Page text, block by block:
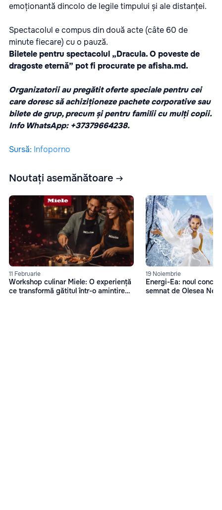
emoționantă dincolo de legile timpului și ale distanței.
Spectacolul e compus din două acte (câte 60 de
minute fiecare) cu o pauză.
Biletele pentru spectacolul „Dracula. O poveste de
dragoste eternă” pot fi procurate peafisha.md.
Organizatorii au pregătit oferte speciale pentru cei
care doresc să achiziționeze pachete corporative sau
bilete de grup, precum și pentru familii cu mulți copii.
Info WhatsApp: +37379664238.
Sursă: Infoporno
Noutați asemănătoare
11 Februarie
Workshop culinar Miele: O experiență
ce transformă gătitul într-o amintire
19 Noiembrie
Energi-Ea: noul
semnat de Olesea